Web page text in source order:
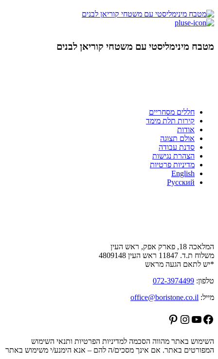
מטבח מינימליסטי עם משטחי קוריאן לבנים
חללים מסחריים
קירות תלת מימד
אודות
אולם תצוגה
סדנת עבודה
הצהרת נגישות
מדיניות פרטיות
English
Русский
המלאכה 18, פארק אפק, ראש העין
משלוח ת.ד. 11847 ראש העין 4809148
*יש לתאם הגעה מראש
טלפון: 072-3974499
מייל: office@boristone.co.il
Facebook
YouTube
Instagram
Pinterest
השימוש באתר מהווה הסכמה למדיניות הפרטיות ותנאי השימוש
המפורטים באתר. אם אינך מסכים/ה להם – אנא הימנע/י משימוש באתר